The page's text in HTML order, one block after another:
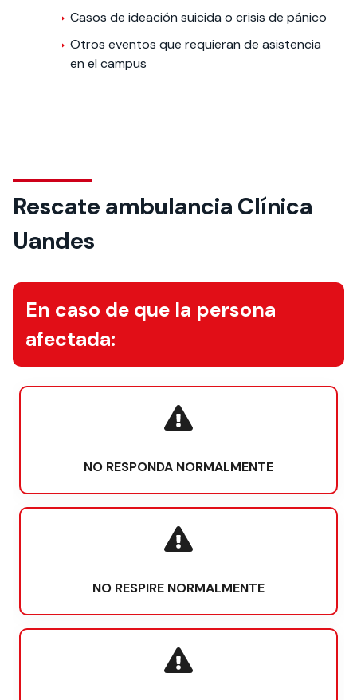
Casos de ideación suicida o crisis de pánico
Otros eventos que requieran de asistencia
en el campus
Rescate ambulancia Clínica
Uandes
En caso de que la persona
afectada:
NO RESPONDA NORMALMENTE
NO RESPIRE NORMALMENTE